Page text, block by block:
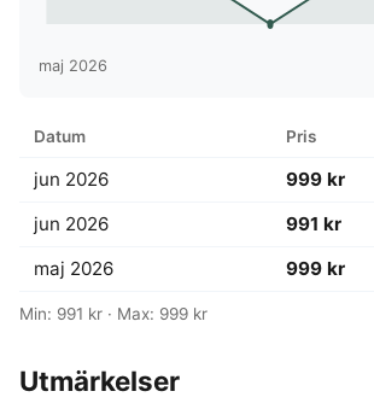
maj 2026
Datum Pris
jun 2026
999 kr
jun 2026
991 kr
maj 2026
999 kr
Min: 991 kr · Max: 999 kr
Utmärkelser